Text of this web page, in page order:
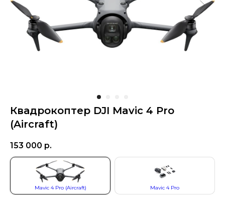
Квадрокоптер DJI Mavic 4 Pro
(Aircraft)
153 000 р.
Mavic 4 Pro (Aircraft) Mavic 4 Pro